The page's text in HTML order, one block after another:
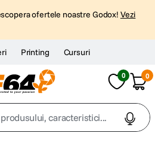
ofertele noastre Godox! Vezi
Printing Cursuri
0 0
caracteristici...